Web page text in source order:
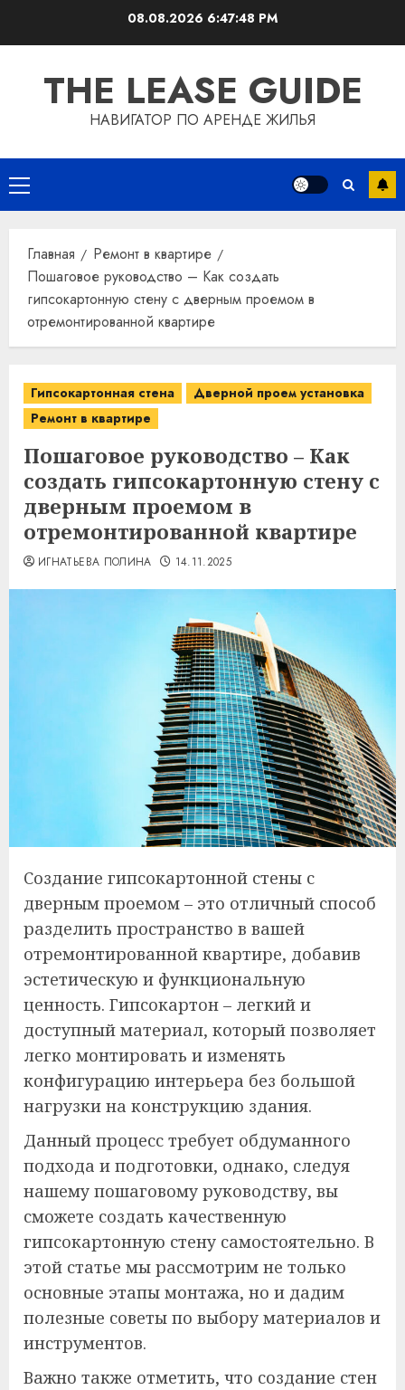
08.08.2026 6:47:49 PM
THE LEASE GUIDE
НАВИГАТОР ПО АРЕНДЕ ЖИЛЬЯ
Основное
меню
Главная
Ремонт в квартире
Пошаговое руководство – Как создать
гипсокартонную стену с дверным проемом в
отремонтированной квартире
Гипсокартонная стена
Дверной проем установка
Ремонт в квартире
Пошаговое руководство – Как
создать гипсокартонную стену с
дверным проемом в
отремонтированной квартире
ИГНАТЬЕВА ПОЛИНА 14.11.2025
Создание гипсокартонной стены с
дверным проемом – это отличный способ
разделить пространство в вашей
отремонтированной квартире, добавив
эстетическую и функциональную
ценность. Гипсокартон – легкий и
доступный материал, который позволяет
легко монтировать и изменять
конфигурацию интерьера без большой
нагрузки на конструкцию здания.
Данный процесс требует обдуманного
подхода и подготовки, однако, следуя
нашему пошаговому руководству, вы
сможете создать качественную
гипсокартонную стену самостоятельно. В
этой статье мы рассмотрим не только
основные этапы монтажа, но и дадим
полезные советы по выбору материалов и
инструментов.
Важно также отметить, что создание стен